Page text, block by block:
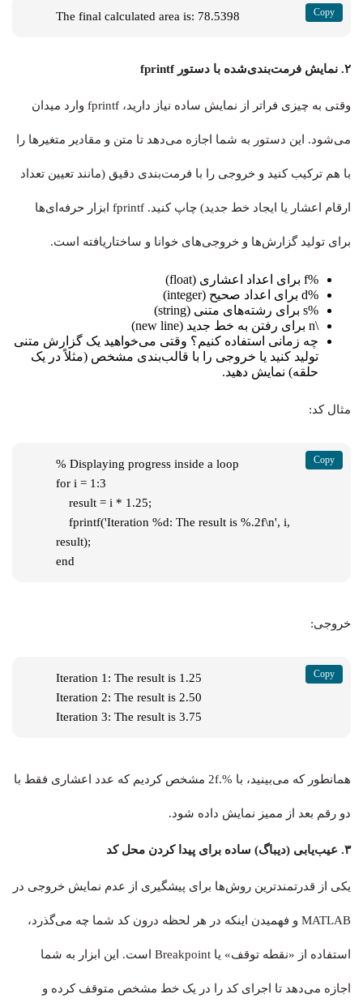
The final calculated area is: 78.5398
۲. نمایش فرمت‌بندی‌شده با دستور fprintf
وقتی به چیزی فراتر از نمایش ساده نیاز دارید، fprintf وارد میدان
می‌شود. این دستور به شما اجازه می‌دهد تا متن و مقادیر متغیرها را
با هم ترکیب کنید و خروجی را با فرمت‌بندی دقیق (مانند تعیین تعداد
ارقام اعشار یا ایجاد خط جدید) چاپ کنید. fprintf ابزار حرفه‌ای‌ها
برای تولید گزارش‌ها و خروجی‌های خوانا و ساختاریافته است.
%f برای اعداد اعشاری (float)
%d برای اعداد صحیح (integer)
%s برای رشته‌های متنی (string)
\n برای رفتن به خط جدید (new line)
چه زمانی استفاده کنیم؟ وقتی می‌خواهید یک گزارش متنی
تولید کنید یا خروجی را با قالب‌بندی مشخص (مثلاً در یک
حلقه) نمایش دهید.
مثال کد:
% Displaying progress inside a loop
for i = 1:3
result = i * 1.25;
fprintf('Iteration %d: The result is %.2f\n', i,
result);
end
خروجی:
Iteration 1: The result is 1.25
Iteration 2: The result is 2.50
Iteration 3: The result is 3.75
همانطور که می‌بینید، با %.2f مشخص کردیم که عدد اعشاری فقط با
دو رقم بعد از ممیز نمایش داده شود.
۳. عیب‌یابی (دیباگ) ساده برای پیدا کردن محل کد
یکی از قدرتمندترین روش‌ها برای پیشگیری از عدم نمایش خروجی در
MATLAB و فهمیدن اینکه در هر لحظه درون کد شما چه می‌گذرد،
استفاده از «نقطه توقف» یا Breakpoint است. این ابزار به شما
اجازه می‌دهد تا اجرای کد را در یک خط مشخص متوقف کرده و